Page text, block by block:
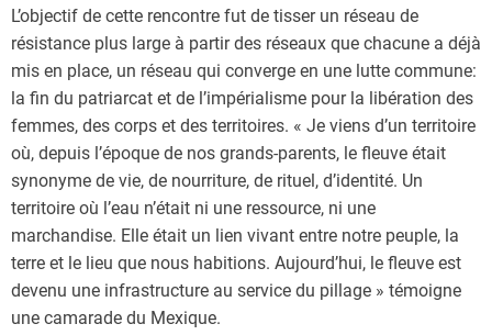
L’objectif de cette rencontre fut de tisser un réseau de
résistance plus large à partir des réseaux que chacune a déjà
mis en place, un réseau qui converge en une lutte commune:
la fin du patriarcat et de l’impérialisme pour la libération des
femmes, des corps et des territoires. « Je viens d’un territoire
où, depuis l’époque de nos grands-parents, le fleuve était
synonyme de vie, de nourriture, de rituel, d’identité. Un
territoire où l’eau n’était ni une ressource, ni une
marchandise. Elle était un lien vivant entre notre peuple, la
terre et le lieu que nous habitions. Aujourd’hui, le fleuve est
devenu une infrastructure au service du pillage » témoigne
une camarade du Mexique.